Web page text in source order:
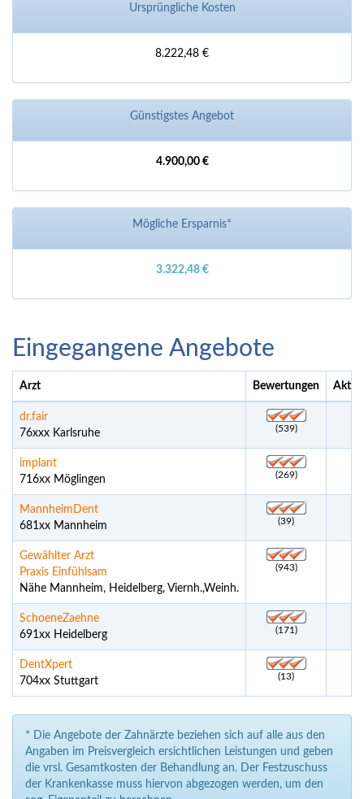
Ursprüngliche Kosten
8.222,48 €
Günstigstes Angebot
4.900,00 €
Mögliche Ersparnis*
3.322,48 €
Eingegangene Angebote
Arzt Bewertungen
dr.fair
76xxx Karlsruhe
(539)
implant
716xx Möglingen
(269)
MannheimDent
681xx Mannheim
(39)
Gewählter Arzt
Praxis Einfühlsam
Nähe Mannheim, Heidelberg, Viernh.,Weinh.
(943)
SchoeneZaehne
691xx Heidelberg
(171)
DentXpert
704xx Stuttgart
(13)
* Die Angebote der Zahnärzte beziehen sich auf alle aus den
Angaben im Preisvergleich ersichtlichen Leistungen und geben
die vrsl. Gesamtkosten der Behandlung an. Der Festzuschuss
der Krankenkasse muss hiervon abgezogen werden, um den